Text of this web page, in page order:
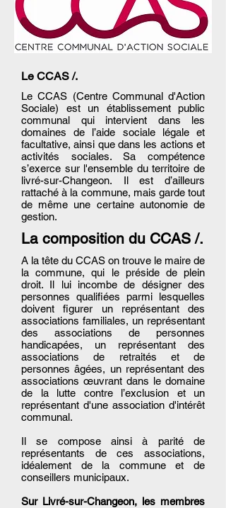
Le CCAS /.
Le CCAS (Centre Communal d'Action
Sociale) est un établissement public
communal qui intervient dans les
domaines de l’aide sociale légale et
facultative, ainsi que dans les actions et
activités sociales. Sa compétence
s’exerce sur l'ensemble du territoire de
livré-sur-Changeon. Il est d’ailleurs
rattaché à la commune, mais garde tout
de même une certaine autonomie de
gestion.
La composition du CCAS /.
A la tête du CCAS on trouve le maire de
la commune, qui le préside de plein
droit. Il lui incombe de désigner des
personnes qualifiées parmi lesquelles
doivent figurer un représentant des
associations familiales, un représentant
des associations de personnes
handicapées, un représentant des
associations de retraités et de
personnes âgées, un représentant des
associations œuvrant dans le domaine
de la lutte contre l’exclusion et un
représentant d'une association d'intérêt
communal.
Il se compose ainsi à parité de
représentants de ces associations,
idéalement de la commune et de
conseillers municipaux.
Sur Livré-sur-Changeon, les membres